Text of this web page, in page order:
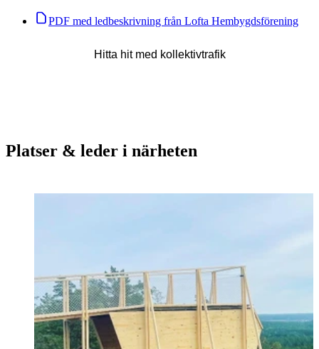
PDF med ledbeskrivning från Lofta Hembygdsförening
Hitta hit med kollektivtrafik
Platser & leder i närheten